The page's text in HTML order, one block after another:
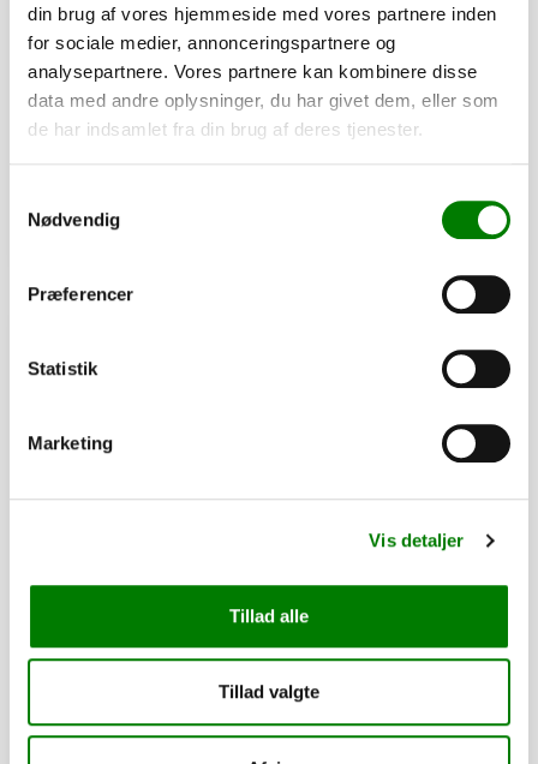
din brug af vores hjemmeside med vores partnere inden
for sociale medier, annonceringspartnere og
analysepartnere. Vores partnere kan kombinere disse
data med andre oplysninger, du har givet dem, eller som
de har indsamlet fra din brug af deres tjenester.
Nødvendig
Præferencer
Statistik
Marketing
Vis detaljer
Tillad alle
Tillad valgte
SKU: 41305
Modhold til lukker for smæk/side
20,50kr.
16,40kr.ekskl. moms
SKU: 41377D
Skærm 1 akslet rund 13"/200mm plast højre/venstre
235,00kr.